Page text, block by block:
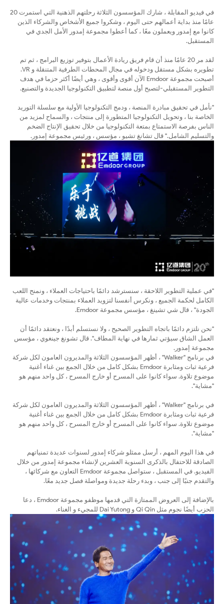
في فيديو المقابلة ، شارك المؤسسون الثلاثة رحلتهم الذهنية التي استمرت 20
عامًا منذ بداية أعمالهم حتى اليوم ، وشكروا جميع الأشخاص والشركاء الذين
كانوا مع إمدور ويعملون معًا ، كما أعطوا مجموعة إمدور الأمل الجدي في
المستقبل.
لقد مر 20 عامًا منذ أن قام فريق ريادة الأعمال بتوفير توزيع البرامج ، ثم تم
تطويره بشكل مستقل ودخوله في مجال المحطات الطرفية المتنقلة و VR.
أصبحت مجموعة Emdoor الآن أقوى وأقوى ، وهي أيضًا أكثر حزما في هدف
التطوير المستقبلي-لتصبح أول منصة لتطبيق التكنولوجيا الجديدة والتصنيع.
"نأمل في تحقيق مبادرة المنصة ، ودمج التكنولوجيا الأولية مع سلسلة التوريد
الخاصة بنا ، وتحويل التكنولوجيا المتطورة إلى منتجات ، والسماح لمزيد من
الناس بفرصة الاستمتاع بمتعة التكنولوجيا من خلال تحقيق الإنتاج الضخم
والتسليم الشامل." قال تشانغ تشيو ، مؤسس ، ورئيس مجموعة إمدور.
"في عملية التطوير اللاحقة ، سنسترشد دائمًا باحتياجات العملاء ، ونمنح اللعب
الكامل لحكمة الجميع ، ونكرس أنفسنا لتزويد العملاء بمنتجات وخدمات عالية
الجودة" ، قال شي تشينغ ، مؤسس مجموعة Emdoor.
"نحن نلتزم دائمًا باتجاه التطوير الصحيح ، ولا نستسلم أبدًا ، ونعتقد دائمًا أن
العمل الشاق سيؤتي ثمارها في نهاية المطاف". قال تشونغ جينغوي ، مؤسس
مجموعة إمدور.
في برنامج "Walker" ، أظهر المؤسسون الثلاثة والمديرون العامون لكل شركة
فرعية ثبات ومثابرة Emdoor بشكل كامل من خلال الجمع بين غناء أغنية
موضوع تلاوة. سواء كانوا على المسرح أو خارج المسرح ، كل واحد منهم هو
"مشاية".
في برنامج "Walker" ، أظهر المؤسسون الثلاثة والمديرون العامون لكل شركة
فرعية ثبات ومثابرة Emdoor بشكل كامل من خلال الجمع بين غناء أغنية
موضوع تلاوة. سواء كانوا على المسرح أو خارج المسرح ، كل واحد منهم هو
"مشاية".
في هذا اليوم المهم ، أرسل ممثلو شركاء إمدور لسنوات عديدة تمنياتهم
الصادقة للاحتفال بالذكرى السنوية العشرين لإنشاء مجموعة إمدور من خلال
الفيديو. في المستقبل ، ستواصل مجموعة Emdoor التعاون مع شركائها ،
والتقدم جنبًا إلى جنب ، وبدء رحلة جديدة ومواصلة فصل جديد معًا.
بالإضافة إلى العروض الممتازة التي قدمها موظفو مجموعة Emdoor ، دعا
الحزب أيضًا نجوم مثل Qi Qin و Dai Yutong للمجيء و الغناء.